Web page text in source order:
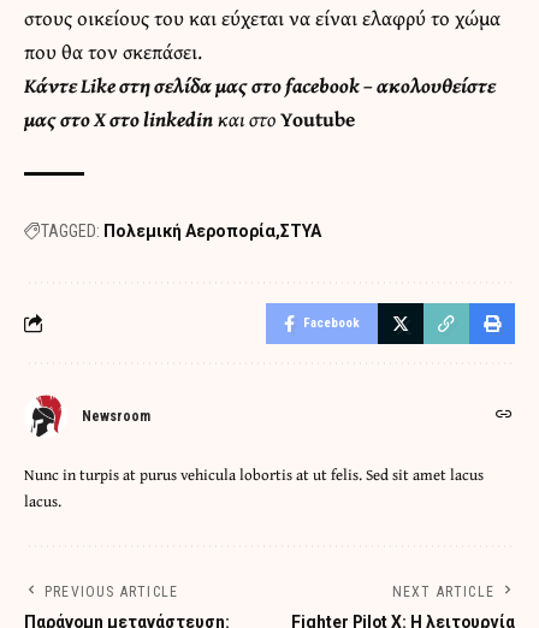
στους οικείους του και εύχεται να είναι ελαφρύ το χώμα
που θα τον σκεπάσει.
ΚάντεLike στη σελίδα μας στο facebook– ακολουθείστε
μας στοXστοlinkedinκαι στοYoutube
TAGGED: Πολεμική Αεροπορία ΣΤΥΑ
Facebook
Newsroom
Nunc in turpis at purus vehicula lobortis at ut felis. Sed sit amet lacus
lacus.
PREVIOUS ARTICLE
Παράνομη μετανάστευση:
NEXT ARTICLE
Fighter Pilot X: Η λειτουργία